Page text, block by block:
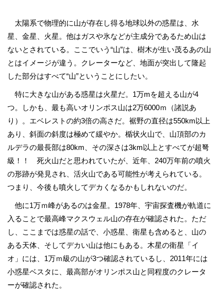
太陽系で物理的に山が存在し得る地球以外の惑星は、水
星、金星
、火星。他はガスや氷などが主成分であるため山は
ないとされている。ここでいう“山”は、樹木が生い茂るあの山
とはイメージが違う。クレーターなど、地面が突出して隆起
した部分はすべて“山”ということにしたい。
特に大きな山がある惑星は火星だ。1万mを超える山が4
つ。しかも、最も高いオリンポス山は2万6000ｍ（諸説あ
り）。エベレストの約3倍の高さだ。裾野の直径は550km以上
あり、斜面の斜度は極めて緩やか。楯状火山で、山頂部のカ
ルデラの最長部は80km、その深さは3km以上とすべてが超弩
級！！ 死火山だと思われていたが、近年、240万年前の噴火
の形跡が発見され、活火山である可能性が考えられている。
つまり、今後も噴火してデカくなるかもしれないのだ。
他に1万ｍ峰があるのは金星。1978年、宇宙探査機が軌道に
入ることで最高峰マクスウェル山の存在が確認された。ただ
し、ここまでは惑星の話で、小惑星、衛星も含めると、山の
ある天体、そしてデカい山は他にもある。木星の衛星「イ
オ」には、1万ｍ級の山が3つ確認されているし、2011年には
小惑星ベスタに、最高部がオリンポス山と同程度のクレータ
ーが確認された。